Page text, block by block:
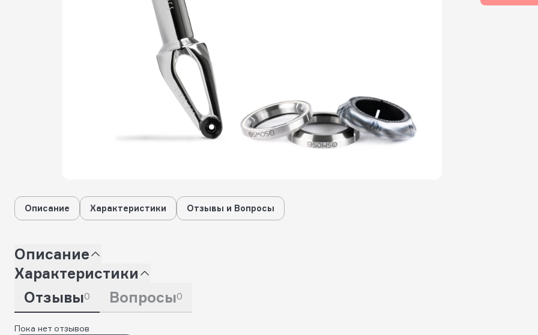
Описание Характеристики Отзывы и Вопросы
Описание
Характеристики
Отзывы0 Вопросы0
Пока нет отзывов